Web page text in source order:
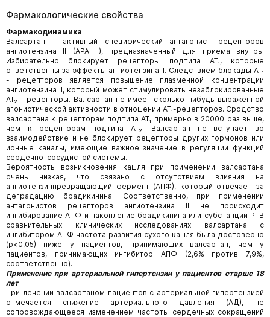
Фармакологические свойства
Фармакодинамика
Валсартан - активный специфический антагонист рецепторов
ангиотензина II (АРА II), предназначенный для приема внутрь.
Избирательно блокирует рецепторы подтипа AT₁, которые
ответственны за эффекты ангиотензина II. Следствием блокады АТ₁
- рецепторов является повышение плазменной концентрации
ангиотензина II, который может стимулировать незаблокированные
АТ₂ - рецепторы. Валсартан не имеет сколько-нибудь выраженной
агонистической активности в отношении AT₁-рецепторов. Сродство
валсартана к рецепторам подтипа AT₁ примерно в 20000 раз выше,
чем к рецепторам подтипа АТ₂. Валсартан не вступает во
взаимодействие и не блокирует рецепторы других гормонов или
ионные каналы, имеющие важное значение в регуляции функций
сердечно-сосудистой системы.
Вероятность возникновения кашля при применении валсартана
очень низкая, что связано с отсутствием влияния на
ангиотензинпревращающий фермент (АПФ), который отвечает за
деградацию брадикинина. Соответственно, при применении
антагонистов рецепторов ангиотензина II не происходит
ингибирование АПФ и накопление брадикинина или субстанции Р. В
сравнительных клинических исследованиях валсартана с
ингибитором АПФ частота развития сухого кашля была достоверно
(р<0,05) ниже у пациентов, принимающих валсартан, чем у
пациентов, принимающих ингибитор АПФ (2,6% против 7,9%,
соответственно).
Применение при артериальной гипертензии у пациентов старше 18
лет
При лечении валсартаном пациентов с артериальной гипертензией
отмечается снижение артериального давления (АД), не
сопровождающееся изменением частоты сердечных сокращений